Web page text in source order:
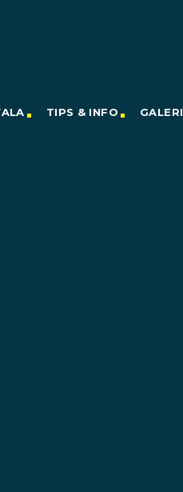
TIPS & INFO GALERI